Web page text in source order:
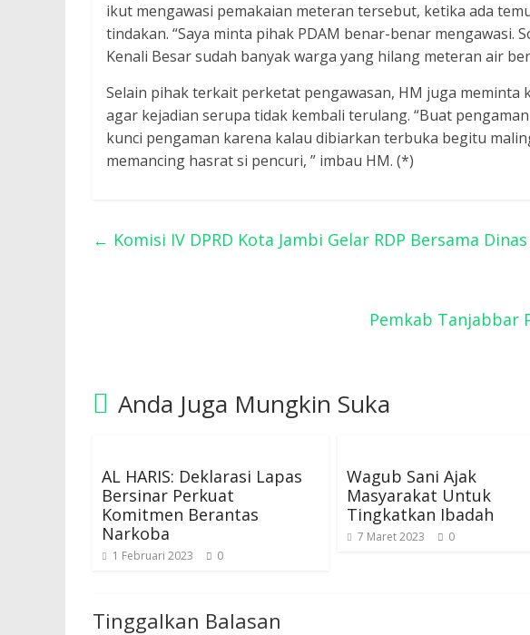
ikut mengawasi pemakaian meteran tersebut, ketika ada
tindakan. “Saya minta pihak PDAM benar-benar mengawasi.
Kenali Besar sudah banyak warga yang hilang meteran air
Selain pihak terkait perketat pengawasan, HM juga meminta
agar kejadian serupa tidak kembali terulang. “Buat
kunci pengaman karena kalau dibiarkan terbuka begitu
memancing hasrat si pencuri, ” imbau HM. (*)
← Komisi IV DPRD Kota Jambi Gelar RDP Bersama
Pemkab Tanjabbar
Anda Juga Mungkin Suka
AL HARIS: Deklarasi Lapas
Bersinar Perkuat
Komitmen Berantas
Narkoba
1 Februari 2023 0
Wagub Sani Ajak
Masyarakat Untuk
Tingkatkan Ibadah
7 Maret 2023 0
Tinggalkan Balasan